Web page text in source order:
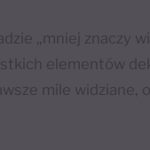
„mniej znaczy
elementów
mile widziane,